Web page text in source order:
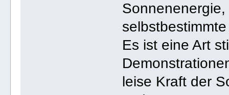
Es ist eine Art
leise Kraft der